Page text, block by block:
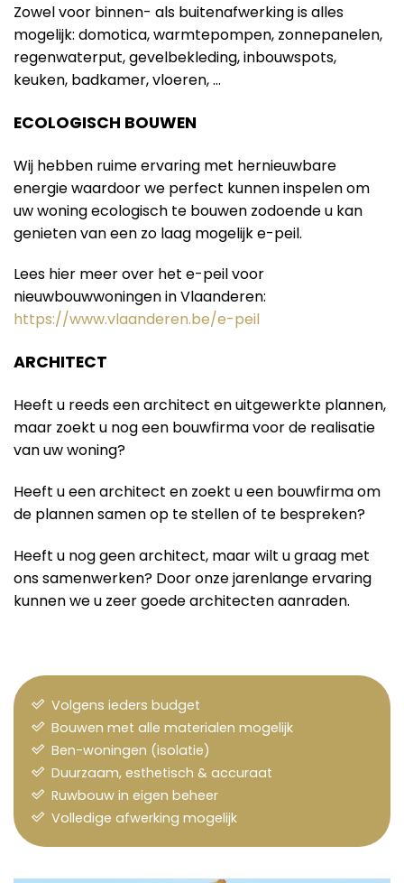
Zowel voor binnen- als buitenafwerking is alles
mogelijk: domotica, warmtepompen, zonnepanelen,
regenwaterput, gevelbekleding, inbouwspots,
keuken, badkamer, vloeren, …
ECOLOGISCH BOUWEN
Wij hebben ruime ervaring met hernieuwbare
energie waardoor we perfect kunnen inspelen om
uw woning ecologisch te bouwen zodoende u kan
genieten van een zo laag mogelijk e-peil.
Lees hier meer over het e-peil voor
nieuwbouwwoningen in Vlaanderen:
https://www.vlaanderen.be/e-peil
ARCHITECT
Heeft u reeds een architect en uitgewerkte plannen,
maar zoekt u nog een bouwfirma voor de realisatie
van uw woning?
Heeft u een architect en zoekt u een bouwfirma om
de plannen samen op te stellen of te bespreken?
Heeft u nog geen architect, maar wilt u graag met
ons samenwerken? Door onze jarenlange ervaring
kunnen we u zeer goede architecten aanraden.
Volgens ieders budget
Bouwen met alle materialen mogelijk
Ben-woningen (isolatie)
Duurzaam, esthetisch & accuraat
Ruwbouw in eigen beheer
Volledige afwerking mogelijk